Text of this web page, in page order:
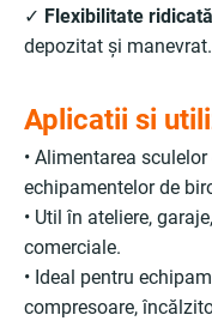
✓ Flexibilitate
depozitat și manevrat.
Aplicatii si
• Alimentarea
echipamentelor de
• Util în ateliere,
comerciale.
• Ideal pentru
compresoare,